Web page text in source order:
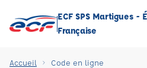
ECF SPS Martigues -
Française
Accueil Code en ligne